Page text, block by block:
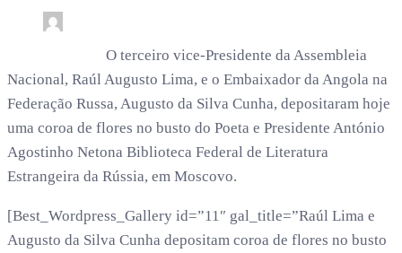
O terceiro vice-Presidente da Assembleia
Nacional, Raúl Augusto Lima, e o Embaixador da Angola na
Federação Russa, Augusto da Silva Cunha, depositaram hoje
uma coroa de flores no busto do Poeta e Presidente António
Agostinho Netona Biblioteca Federal de Literatura
Estrangeira da Rússia, em Moscovo.
[Best_Wordpress_Gallery id=”11″ gal_title=”Raúl Lima e
Augusto da Silva Cunha depositam coroa de flores no busto